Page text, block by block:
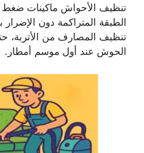
تنظيف الأحواش ماكينات ضغط
الطبقة المتراكمة دون الإضرار
تنظيف المصارف من الأتربة،
الحوش عند أول موسم أمطار.